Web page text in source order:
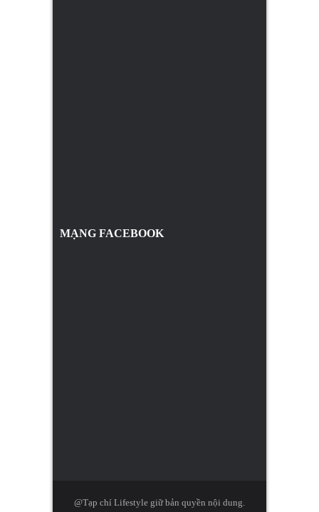
MẠNG FACEBOOK
@Tạp chí Lifestyle giữ bản quyền nội dung.